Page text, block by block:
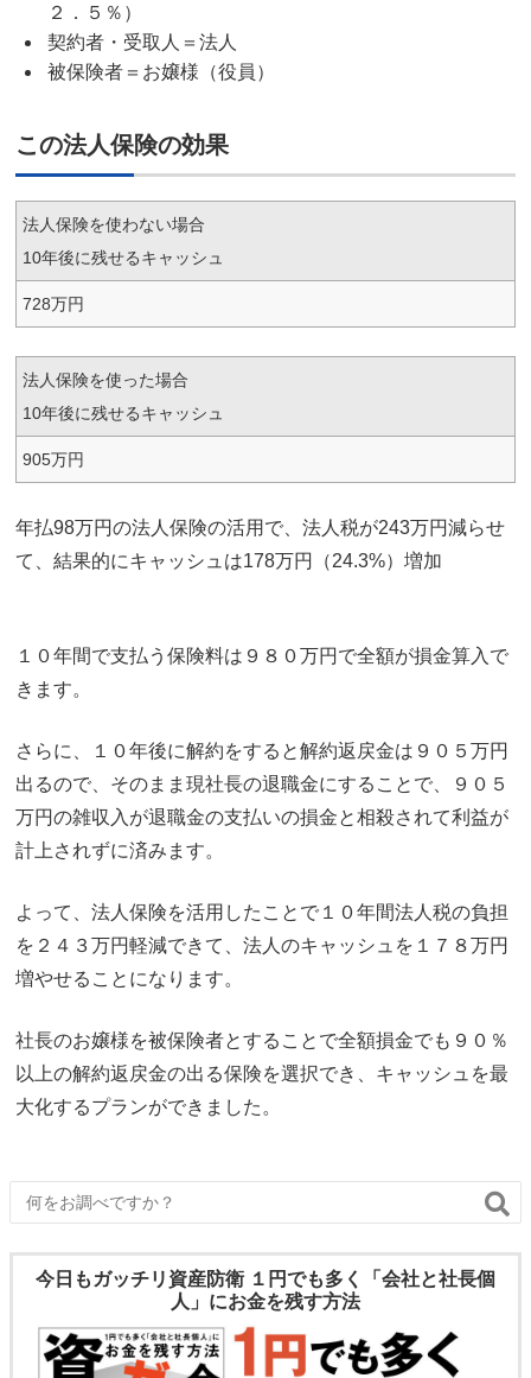
２．５％）
契約者・受取人＝法人
被保険者＝お嬢様（役員）
この法人保険の効果
法人保険を使わない場合
10年後に残せるキャッシュ
728万円
法人保険を使った場合
10年後に残せるキャッシュ
905万円
年払98万円の法人保険の活用で、法人税が243万円減らせ
て、結果的にキャッシュは178万円（24.3%）増加
１０年間で支払う保険料は９８０万円で全額が損金算入で
きます。
さらに、１０年後に解約をすると解約返戻金は９０５万円
出るので、そのまま現社長の退職金にすることで、９０５
万円の雑収入が退職金の支払いの損金と相殺されて利益が
計上されずに済みます。
よって、法人保険を活用したことで１０年間法人税の負担
を２４３万円軽減できて、法人のキャッシュを１７８万円
増やせることになります。
社長のお嬢様を被保険者とすることで全額損金でも９０％
以上の解約返戻金の出る保険を選択でき、キャッシュを最
大化するプランができました。
今日もガッチリ資産防衛 １円でも多く「会社と社長個
人」にお金を残す方法